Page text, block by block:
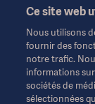
Ces
et sont
Ce site web
Nous utilisons
fournir des
notre trafic.
informations
sociétés de
sélectionnées